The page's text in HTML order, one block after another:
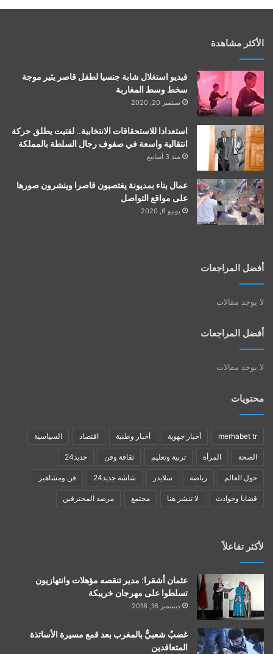
الأكثر مشاهدة
فيديو استغلال شابة جنسيا لطفل قاصر يثير موجة
سخط وسط المغاربة
سبتمبر 20, 2020
استعدادا للاستحقاقات الانتخابية.. لفتيت يطلق حركة
انتقالية واسعة في صفوف رجال السلطة بالمملكة
منذ 3 أسابيع
عمال بناء بمديونة يغتصبون قاصرا وينشرون صورها
على مواقع التواصل
يونيو 6, 2020
أفضل المراجعات
لا يوجد مقالات
أفضل المراجعات
لا يوجد مقالات
محتويات
merhabet tr أخبار جهوية أخبار وطنية اقتصاد السياسية
الصحة المرأة تربية وتعليم ثقافة وفن جديد24
حول العالم رياضة سلايدر شاشة جديد24 فن ومشاهير
قضايا وحوادث لا تنشر هنا مجتمع مرصد المحترفين
لأكثر تفاعلاً
عثمان أشقرا: مدير تنقصه مؤهلات وانتهازيون
تسلطوا على مهرجان خريبكة
ديسمبر 16, 2018
غضبٌ شعبيٌّ بالمغرب بعد قمع مسيرة الأساتذة
المتعاقدين